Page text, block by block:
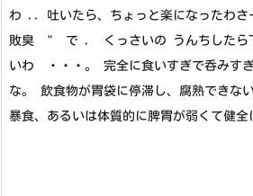
わ .. 吐いたら、ちょっと楽になった
敗臭 " で . くっさいの うんちしたら下
いわ ・・・。 完全に食いすぎで呑みす
な。 飲食物が胃袋に停滞し、腐熟できな
暴食、あるいは体質的に脾胃が弱くて健